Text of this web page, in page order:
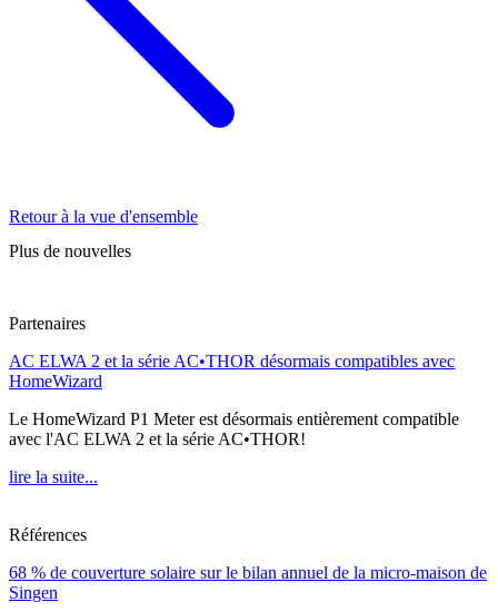
Retour à la vue d'ensemble
Plus de nouvelles
Partenaires
AC ELWA 2 et la série AC•THOR désormais compatibles avec
HomeWizard
Le HomeWizard P1 Meter est désormais entièrement compatible
avec l'AC ELWA 2 et la série AC•THOR!
lire la suite...
Références
68 % de couverture solaire sur le bilan annuel de la micro-maison de
Singen